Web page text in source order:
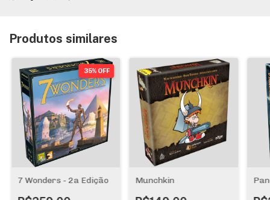
Produtos similares
35% OFF
7 Wonders - 2a Edição Munchkin